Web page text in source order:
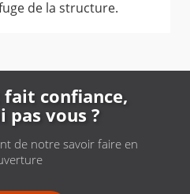
de la structure.
confiance,
pas vous ?
de notre savoir faire en